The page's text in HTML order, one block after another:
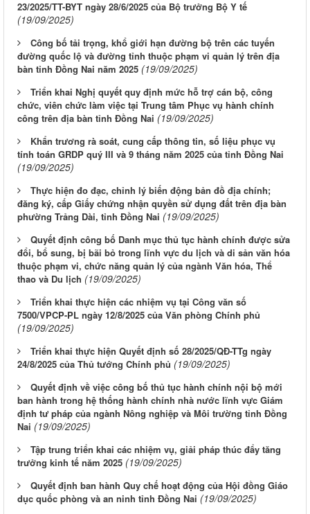
23/2025/TT-BYT ngày 28/6/2025 của Bộ trưởng Bộ Y tế
(19/09/2025)
Công bố tải trọng, khổ giới hạn đường bộ trên các tuyến
đường quốc lộ và đường tỉnh thuộc phạm vi quản lý trên địa
bàn tỉnh Đồng Nai năm 2025 (19/09/2025)
Triển khai Nghị quyết quy định mức hỗ trợ cán bộ, công
chức, viên chức làm việc tại Trung tâm Phục vụ hành chính
công trên địa bàn tỉnh Đồng Nai (19/09/2025)
Khẩn trương rà soát, cung cấp thông tin, số liệu phục vụ
tính toán GRDP quý III và 9 tháng năm 2025 của tỉnh Đồng Nai
(19/09/2025)
Thực hiện đo đạc, chỉnh lý biến động bản đồ địa chính;
đăng ký, cấp Giấy chứng nhận quyền sử dụng đất trên địa bàn
phường Trảng Dài, tỉnh Đồng Nai (19/09/2025)
Quyết định công bố Danh mục thủ tục hành chính được sửa
đổi, bổ sung, bị bãi bỏ trong lĩnh vực du lịch và di sản văn hóa
thuộc phạm vi, chức năng quản lý của ngành Văn hóa, Thể
thao và Du lịch (19/09/2025)
Triển khai thực hiện các nhiệm vụ tại Công văn số
7500/VPCP-PL ngày 12/8/2025 của Văn phòng Chính phủ
(19/09/2025)
Triển khai thực hiện Quyết định số 28/2025/QĐ-TTg ngày
24/8/2025 của Thủ tướng Chính phủ (19/09/2025)
Quyết định về việc công bố thủ tục hành chính nội bộ mới
ban hành trong hệ thống hành chính nhà nước lĩnh vực Giám
định tư pháp của ngành Nông nghiệp và Môi trường tỉnh Đồng
Nai (19/09/2025)
Tập trung triển khai các nhiệm vụ, giải pháp thúc đẩy tăng
trưởng kinh tế năm 2025 (19/09/2025)
Quyết định ban hành Quy chế hoạt động của Hội đồng Giáo
dục quốc phòng và an ninh tỉnh Đồng Nai (19/09/2025)